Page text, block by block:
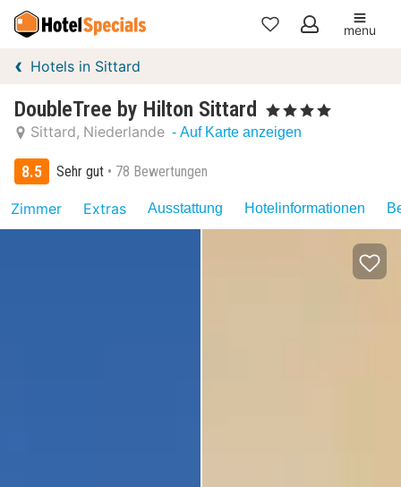
Meine
menu
Hotels in Sittard
DoubleTree by Hilton Sittard , 4 Sterne
Sittard Niederlande - Auf Karte anzeigen
8.5 Sehr gut 78 Bewertungen
Zimmer Extras Ausstattung Hotelinformationen